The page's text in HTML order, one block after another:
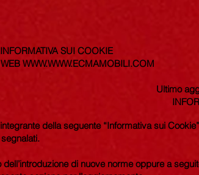
INFORMATIVA SUI COOKIE
WWW.WWW.ECMAMOBILI.COM
Ultimo
della seguente “Informativa sui
di nuove norme oppure a